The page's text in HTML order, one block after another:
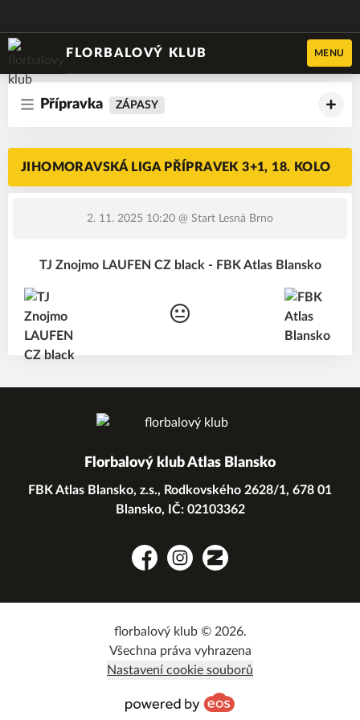
FLORBALOVÝ KLUB MENU
Přípravka ZÁPASY
JIHOMORAVSKÁ LIGA PŘÍPRAVEK 3+1, 18. KOLO
2. 11. 2025 10:20 @ Start Lesná Brno
TJ Znojmo LAUFEN CZ black - FBK Atlas Blansko
Florbalový klub Atlas Blansko
FBK Atlas Blansko, z.s., Rodkovského 2628/1, 678 01
Blansko, IČ: 02103362
FacebookInstagramZonerama
florbalový klub © 2026.
Všechna práva vyhrazena
Nastavení cookie souborů